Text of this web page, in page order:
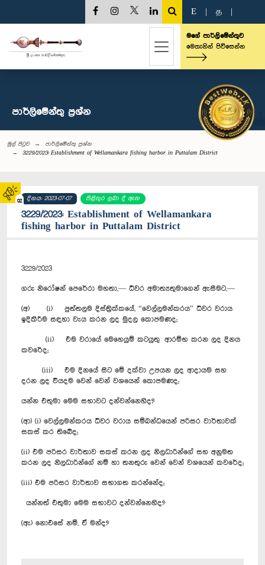
02
E த
මගේ පාර්ලිමේන්තුව
මෙතැනින් පිවිසෙන්න
පාර්ලි‌මේන්තු‌ ප්‍රශ්න
මුල් පිටුව
පාර්ලි‌මේන්තු‌ ප්‍රශ්න
3229/2023: Establishment of Wellamankara fishing harbor in Puttalam District
දිනය: 2023-07-07 පිළිතුර ලබා දී ඇත
3229/2023: Establishment of Wellamankara
fishing harbor in Puttalam District
3229/2023
ගරු නිරෝෂන් පෙරේරා මහතා,— ධීවර අමාත්‍යතුමාගෙන් ඇසීමට,—
(අ) (i) පුත්තලම දිස්ත්‍රික්කයේ, “වෙල්ලමන්කරය” ධීවර වරාය
ඉදිකිරීම සඳහා වැය කරන ලද මුදල කොපමණද;
(ii) එම වරායේ මෙහෙයුම් කටයුතු ආරම්භ කරන ලද දිනය
කවරේද;
(iii) එම දිනයේ සිට මේ දක්වා උපයන ලද ආදායම සහ
දරන ලද වියදම වෙන් වෙන් වශයෙන් කොපමණද;
යන්න එතුමා මෙම සභාවට දන්වන්නෙහිද?
(ආ) (i) වෙල්ලමන්කරය ධීවර වරාය සම්බන්ධයෙන් පරිසර වාර්තාවක්
සකස් කර තිබේද;
(ii) එම පරිසර වාර්තාව සකස් කරන ලද නිලධාරින්ගේ සහ අනුමත
කරන ලද නිලධාරින්ගේ නම් හා තනතුරු වෙන් වෙන් වශයෙන් කවරේද;
(iii) එම පරිසර වාර්තාව සභාගත කරන්නේද;
යන්නත් එතුමා මෙම සභාවට දන්වන්නෙහිද?
(ඇ) නොඑසේ නම්, ඒ මන්ද?